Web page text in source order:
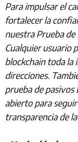
Para impulsar el
fortalecer la
nuestra Prueba
Cualquier usuario
blockchain toda la
direcciones.
prueba de
abierto para
transparencia de